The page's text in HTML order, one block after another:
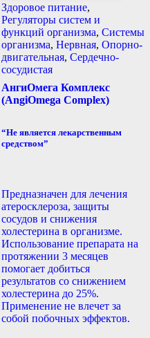
Здоровое питание,
Регуляторы систем и
функций организма, Системы
организма, Нервная, Опорно-
двигательная, Сердечно-
сосудистая
АнгиОмега Комплекс
(AngiOmega Complex)
“Не является лекарственным
средством”
Предназначен для лечения
атеросклероза, защиты
сосудов и снижения
холестерина в организме.
Использование препарата на
протяжении 3 месяцев
помогает добиться
результатов со снижением
холестерина до 25%.
Применение не влечет за
собой побочных эффектов.